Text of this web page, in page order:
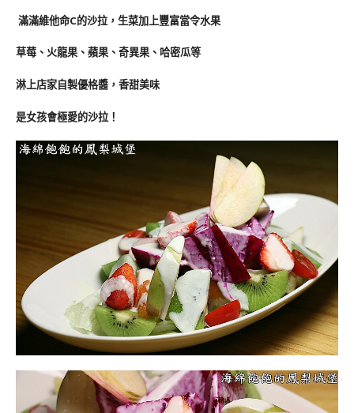
滿滿維他命C的沙拉，生菜加上豐富當令水果
草莓、火龍果、蘋果、奇異果、哈密瓜等
淋上店家自製優格醬，香甜美味
是女孩會極愛的沙拉！